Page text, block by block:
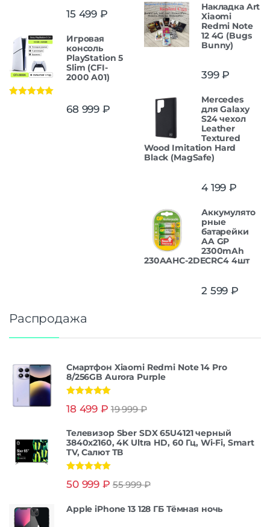
15 499 ₽
Игровая
консоль
PlayStation 5
Slim (CFI-
2000 A01)
68 999 ₽
Накладка Art
Xiaomi
Redmi Note
12 4G (Bugs
Bunny)
399₽
Mercedes
для Galaxy
S24 чехол
Leather
Textured
Wood Imitation Hard
Black (MagSafe)
4 199 ₽
Аккумулято
рные
батарейки
AA GP
2300mAh
230AAHC-2DECRC4 4шт
2 599 ₽
Распродажа
Смартфон Xiaomi Redmi Note 14 Pro
8/256GB Aurora Purple
из 5
18 499 ₽ 19 999₽
Телевизор Sber SDX 65U4121 черный
3840x2160, 4K Ultra HD, 60 Гц, Wi-Fi, Smart
TV, Салют ТВ
из 5
50 999 ₽ 55 999₽
Apple iPhone 13 128 ГБ Тёмная ночь